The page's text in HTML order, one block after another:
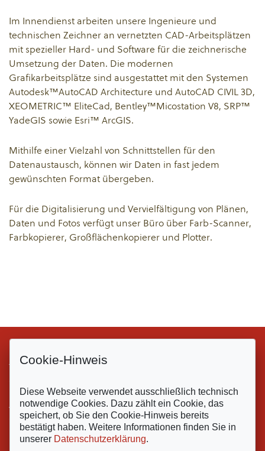
Im Innendienst arbeiten unsere Ingenieure und
technischen Zeichner an vernetzten CAD-Arbeitsplätzen
mit spezieller Hard- und Software für die zeichnerische
Umsetzung der Daten. Die modernen
Grafikarbeitsplätze sind ausgestattet mit den Systemen
Autodesk™AutoCAD Architecture und AutoCAD CIVIL 3D,
XEOMETRIC™ EliteCad, Bentley™Micostation V8, SRP™
YadeGIS sowie Esri™ ArcGIS.
Mithilfe einer Vielzahl von Schnittstellen für den
Datenaustausch, können wir Daten in fast jedem
gewünschten Format übergeben.
Für die Digitalisierung und Vervielfältigung von Plänen,
Daten und Fotos verfügt unser Büro über Farb-Scanner,
Farbkopierer, Großflächenkopierer und Plotter.
Unternehmen
Team
Ausstattung
Gesetze und Verordnungen
Datenschutz
Cookie-Hinweis
Diese Webseite verwendet ausschließlich technisch
notwendige Cookies. Dazu zählt ein Cookie, das
speichert, ob Sie den Cookie-Hinweis bereits
bestätigt haben. Weitere Informationen finden Sie in
unserer Datenschutzerklärung.